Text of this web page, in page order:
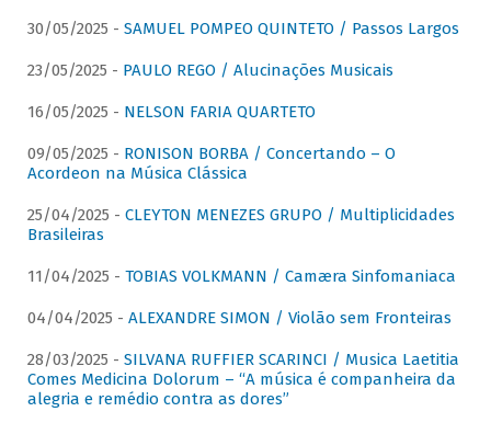
30/05/2025 - SAMUEL POMPEO QUINTETO / Passos Largos
23/05/2025 - PAULO REGO / Alucinações Musicais
16/05/2025 - NELSON FARIA QUARTETO
09/05/2025 - RONISON BORBA / Concertando – O
Acordeon na Música Clássica
25/04/2025 - CLEYTON MENEZES GRUPO / Multiplicidades
Brasileiras
11/04/2025 - TOBIAS VOLKMANN / Camæra Sinfomaniaca
04/04/2025 - ALEXANDRE SIMON / Violão sem Fronteiras
28/03/2025 - SILVANA RUFFIER SCARINCI / Musica Laetitia
Comes Medicina Dolorum – “A música é companheira da
alegria e remédio contra as dores”